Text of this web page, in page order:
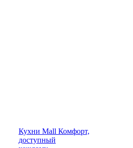
Кухни Mall Комфорт,
доступный